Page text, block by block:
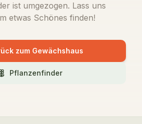
ist umgezogen. Lass uns
etwas Schönes finden!
zum Gewächshaus
Pflanzenfinder